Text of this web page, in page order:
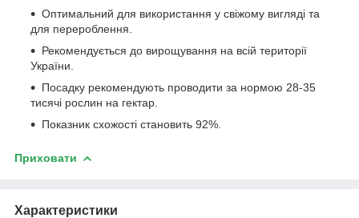
Оптимальний для використання у свіжому вигляді та
для перероблення.
Рекомендується до вирощування на всій території
України.
Посадку рекомендують проводити за нормою 28-35
тисячі рослин на гектар.
Показник схожості становить 92%.
Приховати
Характеристики